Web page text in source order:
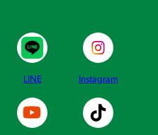
LINE Instagram